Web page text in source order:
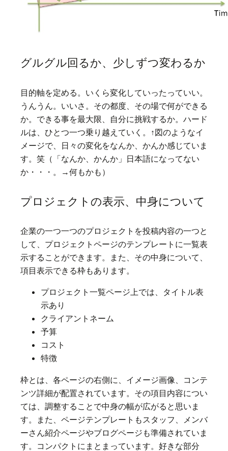
グルグル回るか、少しずつ変わるか
目的軸を定める。いくら変化していったっていい。
うんうん。いいさ。その都度、その場で何ができる
か。できる事を最大限、自分に挑戦するか。ハード
ルは、ひとつ一つ乗り越えていく。↑図のようなイ
メージで、日々の変化をなんか、かんか感じていま
す。笑（「なんか、かんか」日本語になってない
か・・・。→何もかも）
プロジェクトの表示、中身について
企業の一つ一つのプロジェクトを投稿内容の一つと
して、プロジェクトページのテンプレートに一覧表
示することができます。また、その中身について、
項目表示できる枠もあります。
プロジェクト一覧ページ上では、タイトル表
示あり
クライアントネーム
予算
コスト
特徴
枠とは、各ページの右側に、イメージ画像、コンテ
ンツ詳細が配置されています。その項目内容につい
ては、調整することで中身の幅が広がると思いま
す。また、ページテンプレートもスタッフ、メンバ
ーさん紹介ページやブログページも準備されていま
す。コンパクトにまとまっています。好きな部分